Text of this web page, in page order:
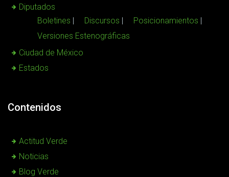
Diputados
Boletines
Discursos
Posicionamientos
Versiones Estenográficas
Ciudad de México
Estados
Contenidos
Actitud Verde
Noticias
Blog Verde